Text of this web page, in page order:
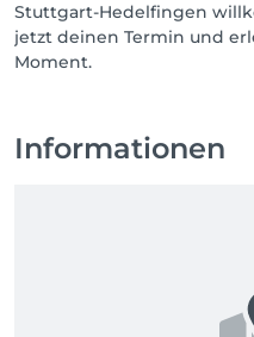
Stuttgart-Hedelfingen
jetzt deinen Termin und
Moment.
Informationen